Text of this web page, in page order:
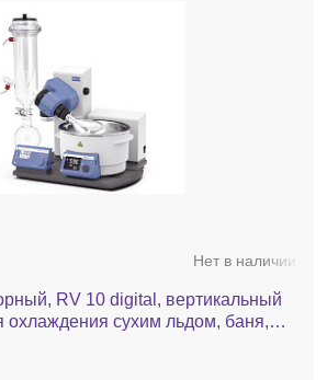
Нет в наличии
RV 10 digital, вертикальный
охлаждения сухим льдом, баня,